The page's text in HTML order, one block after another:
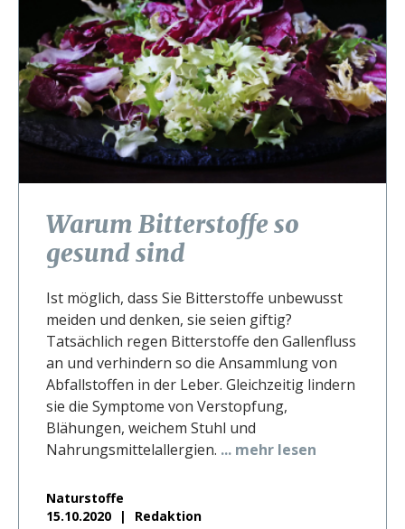
Warum Bitterstoffe so
gesund sind
Ist möglich, dass Sie Bitterstoffe unbewusst
meiden und denken, sie seien giftig?
Tatsächlich regen Bitterstoffe den Gallenfluss
an und verhindern so die Ansammlung von
Abfallstoffen in der Leber. Gleichzeitig lindern
sie die Symptome von Verstopfung,
Blähungen, weichem Stuhl und
Nahrungsmittelallergien. ... mehr lesen
Naturstoffe
15.10.2020
Redaktion